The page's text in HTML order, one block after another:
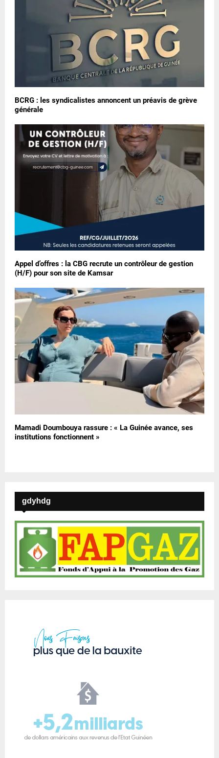
BCRG : les syndicalistes annoncent un préavis de grève
générale
Appel d’offres : la CBG recrute un contrôleur de gestion
(H/F) pour son site de Kamsar
Mamadi Doumbouya rassure : « La Guinée avance, ses
institutions fonctionnent »
gdyhdg